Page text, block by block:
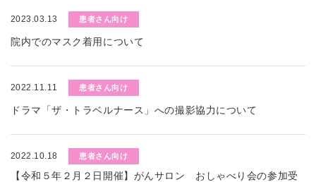
2023.03.13 患者さん向け
院内でのマスク着用について
2022.11.11 患者さん向け
ドラマ「ザ・トラベルナース」への撮影協力について
2022.10.18 患者さん向け
【令和５年２月２日開催】がんサロン おしゃべり会の参加受